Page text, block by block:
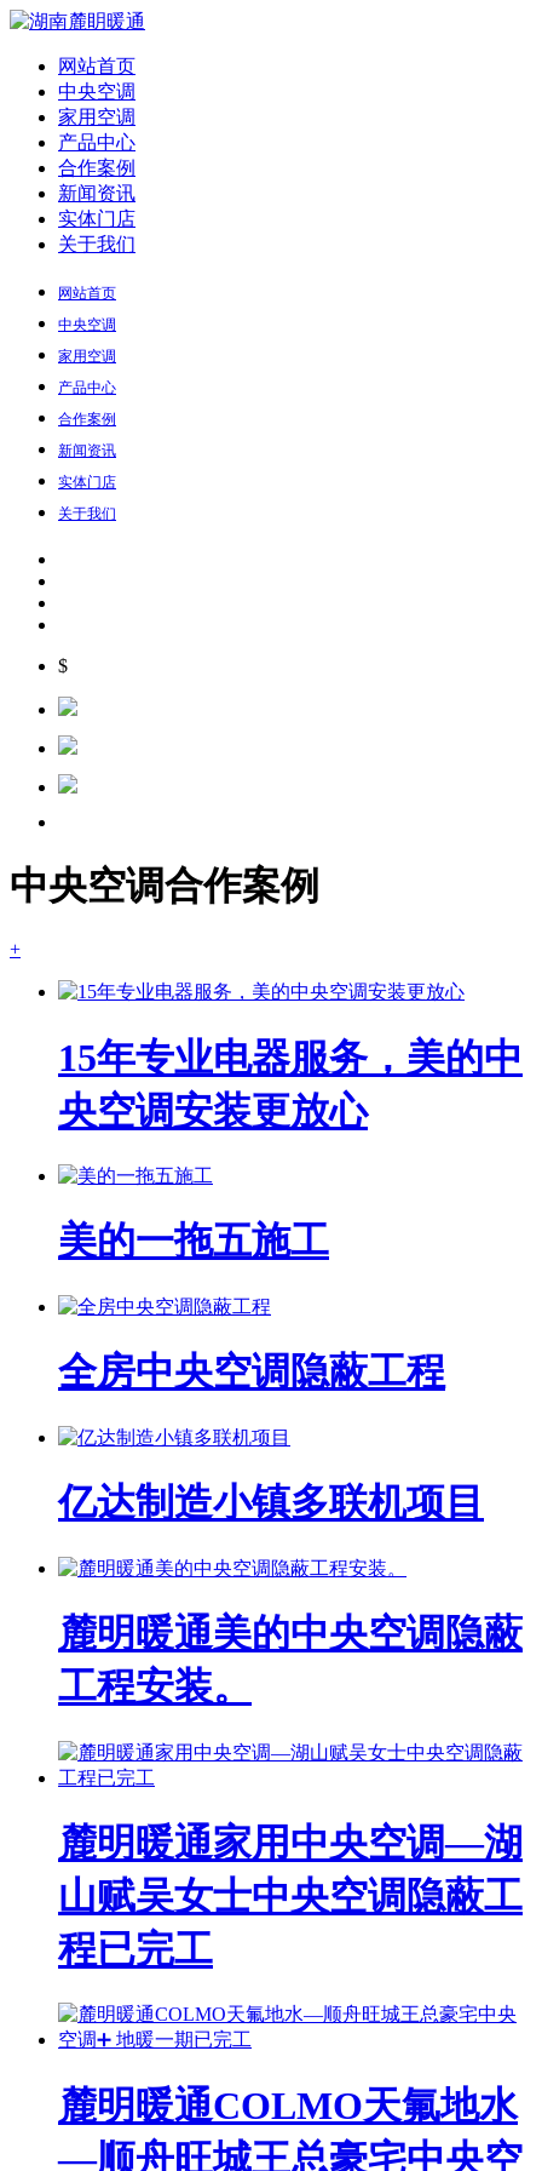
网站首页
中央空调
家用空调
产品中心
合作案例
新闻资讯
实体门店
关于我们
网站首页
中央空调
家用空调
产品中心
合作案例
新闻资讯
实体门店
关于我们
$
中央空调合作案例
+
15年专业电器服务，美的中
央空调安装更放心
美的一拖五施工
全房中央空调隐蔽工程
亿达制造小镇多联机项目
麓明暖通美的中央空调隐蔽
工程安装。
麓明暖通家用中央空调—湖
山赋吴女士中央空调隐蔽工
程已完工
麓明暖通COLMO天氟地水
—顺舟旺城王总豪宅中央空